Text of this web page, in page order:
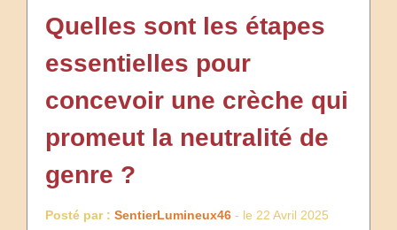
Quelles sont les étapes
essentielles pour
concevoir une crèche qui
promeut la neutralité de
genre ?
Posté par : SentierLumineux46 - le 22 Avril 2025